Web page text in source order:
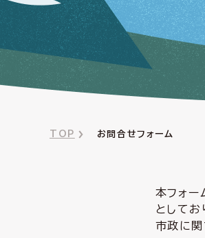
TOP お問合せフォーム
本フォー
として
市政に関